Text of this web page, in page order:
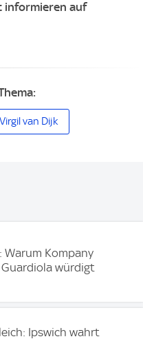
informieren auf
Virgil van Dijk
Warum Kompany
würdigt
Ipswich wahrt